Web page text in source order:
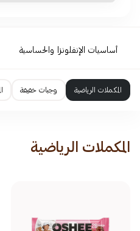
أساسيات الإنفلونزا والحساسية
المكملات الرياضية وجبات خفيفة
المكملات الرياضية